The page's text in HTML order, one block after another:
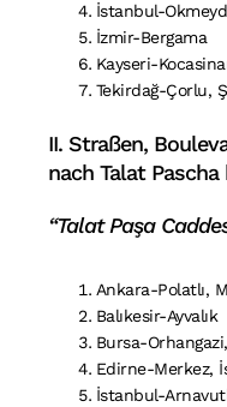
İstanbul-
İzmir-Bergama
Kayseri-
Tekirdağ-Çorlu,
II. Straßen,
nach Talat
“Talat Paşa
Ankara-Polatlı,
Balıkesir-Ayvalık
Bursa-
Edirne-Merkez,
İstanbul-